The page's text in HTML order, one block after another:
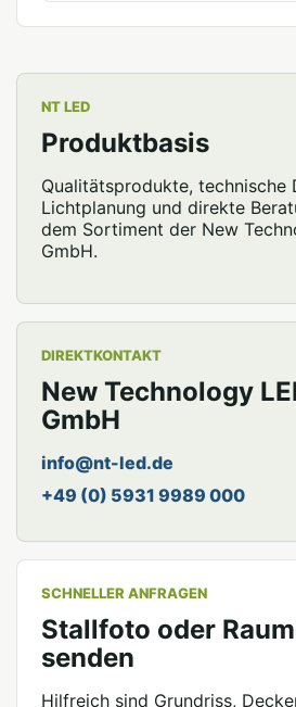
NT LED
Produktbasis
Qualitätsprodukte, technische
Lichtplanung und direkte
dem Sortiment der New
GmbH.
DIREKTKONTAKT
New Technology
GmbH
info@nt-led.de
+49 (0) 5931 9989 000
SCHNELLER ANFRAGEN
Stallfoto oder
senden
Hilfreich sind Grundriss,